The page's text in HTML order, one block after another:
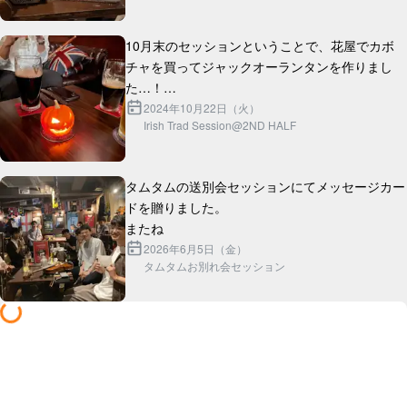
10月末のセッションということで、花屋でカボ
チャを買ってジャックオーランタンを作りまし
た…！
灯りに蝋燭を使ったので、セッション終盤にはか
2024年10月22日（火）
Irish Trad Session@2ND HALF
タムタムの送別会セッションにてメッセージカー
ドを贈りました。
2026年6月5日（金）
タムタムお別れ会セッション